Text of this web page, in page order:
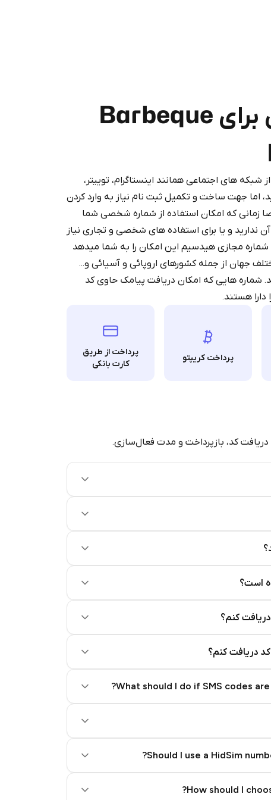
خرید شماره مجازی برای Barbeque
های اجتماعی همانند اینستاگرام، توییتر،
اما جهت ساخت و تکمیل ثبت نام نیاز به وارد کردن
زمانی که امکان استفاده از شماره شخصی شما
ندارید و یا برای استفاده های شخصی و تجاری نیاز
شماره مجازی هیدسیم این امکان را به شما میدهد
از بیش از 160 کشور مختلف جهان از جمله کشورهای اروپائی و آسیائی و...
شماره هایی که امکان دریافت پیامک حاوی کد
هستند.
پرداخت کریپتو
پرداخت از طریق
کارت بانکی
دریافت کد، بازپرداخت و مدت فعال‌سازی.
است؟
کنم؟
دریافت کنم؟
What should I do if SMS codes
Purchasing credits through
You purchase Stars via the official
Google Pay,
You use those Stars to pay our bot
Should I use a HidSim
How should I
Quality High To Low